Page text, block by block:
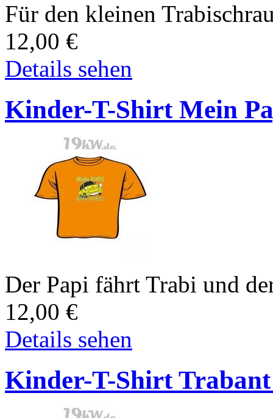
Für den kleinen
12,00 €
Details sehen
Kinder-T-Shirt Mein
Der Papi fährt Trabi und
12,00 €
Details sehen
Kinder-T-Shirt